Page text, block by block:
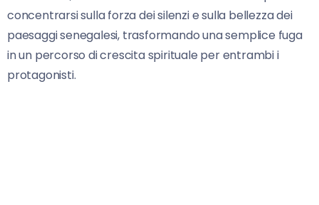
concentrarsi sulla forza dei silenzi e sulla bellezza dei
paesaggi senegalesi, trasformando una semplice fuga
in un percorso di crescita spirituale per entrambi i
protagonisti.